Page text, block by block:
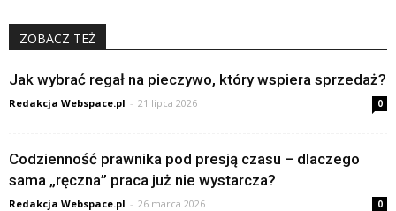
ZOBACZ TEŻ
Jak wybrać regał na pieczywo, który wspiera sprzedaż?
Redakcja Webspace.pl - 21 lipca 2026 0
Codzienność prawnika pod presją czasu – dlaczego
sama „ręczna” praca już nie wystarcza?
Redakcja Webspace.pl - 26 marca 2026 0